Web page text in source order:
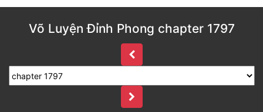
(current)
Truyện HOT
Võ Luyện Đỉnh Phong chapter 1797